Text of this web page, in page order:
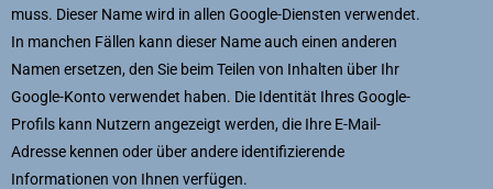
muss. Dieser Name wird in allen Google-Diensten verwendet.
In manchen Fällen kann dieser Name auch einen anderen
Namen ersetzen, den Sie beim Teilen von Inhalten über Ihr
Google-Konto verwendet haben. Die Identität Ihres Google-
Profils kann Nutzern angezeigt werden, die Ihre E-Mail-
Adresse kennen oder über andere identifizierende
Informationen von Ihnen verfügen.